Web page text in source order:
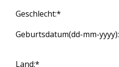
Geschlecht:*
Geburtsdatum(dd-mm-yyyy):
Land:*